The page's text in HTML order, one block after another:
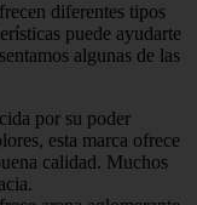
diferentes tipos
puede ayudarte
algunas de las
por su poder
esta marca ofrece
calidad. Muchos